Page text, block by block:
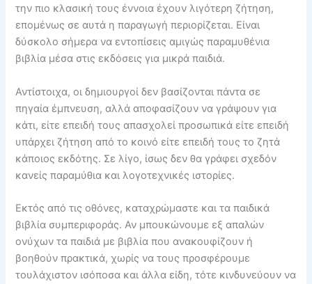
την πιο κλασική τους έννοια έχουν λιγότερη ζήτηση,
επομένως σε αυτά η παραγωγή περιορίζεται. Είναι
δύσκολο σήμερα να εντοπίσεις αμιγώς παραμυθένια
βιβλία μέσα στις εκδόσεις για μικρά παιδιά.
Αντίστοιχα, οι δημιουργοί δεν βασίζονται πάντα σε
πηγαία έμπνευση, αλλά αποφασίζουν να γράψουν για
κάτι, είτε επειδή τους απασχολεί προσωπικά είτε επειδή
υπάρχει ζήτηση από το κοινό είτε επειδή τους το ζητά
κάποιος εκδότης. Σε λίγο, ίσως δεν θα γράφει σχεδόν
κανείς παραμύθια και λογοτεχνικές ιστορίες.
Εκτός από τις οθόνες, καταχρώμαστε και τα παιδικά
βιβλία συμπεριφοράς. Αν μπουκώνουμε εξ απαλών
ονύχων τα παιδιά με βιβλία που ανακουφίζουν ή
βοηθούν πρακτικά, χωρίς να τους προσφέρουμε
τουλάχιστον ισόποσα και άλλα είδη, τότε κινδυνεύουν να